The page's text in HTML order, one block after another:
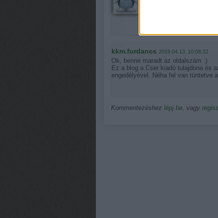
Ez a blogbejegyzés
kkm.furdancs 2019.04.13. 10:08:32
Ok, benne maradt az oldalszám :)
Ez a blog a Cser kiadó tulajdona és
engedélyével. Néha fel van tüntetve
Kommentezéshez lépj be, vagy